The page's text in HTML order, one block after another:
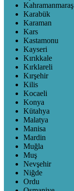
Kahramanmaraş
Karabük
Karaman
Kars
Kastamonu
Kayseri
Kırıkkale
Kırklareli
Kırşehir
Kilis
Kocaeli
Konya
Kütahya
Malatya
Manisa
Mardin
Muğla
Muş
Nevşehir
Niğde
Ordu